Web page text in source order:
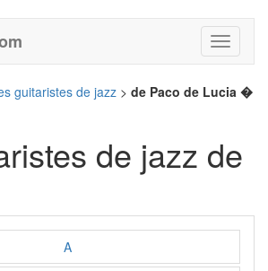
guitaristes de jazz > de Paco de Lucia �
de jazz de
A